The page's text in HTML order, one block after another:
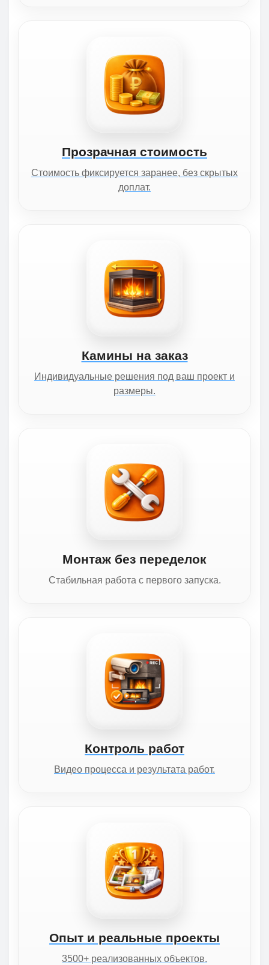
Прозрачная стоимость
Стоимость фиксируется заранее, без скрытых
доплат.
Камины на заказ
Индивидуальные решения под ваш проект и
размеры.
Монтаж без переделок
Стабильная работа с первого запуска.
Контроль работ
Видео процесса и результата работ.
Опыт и реальные проекты
3500+ реализованных объектов.